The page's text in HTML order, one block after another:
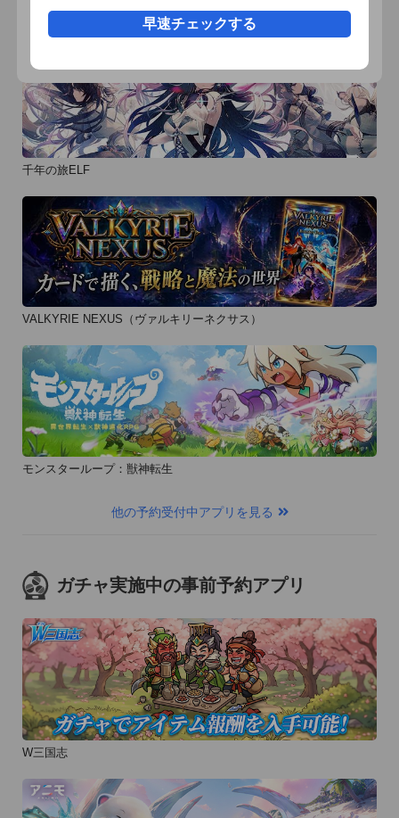
おすすめ事前予約アプリ
千年の旅ELF
VALKYRIE NEXUS（ヴァルキリーネクサス）
モンスターループ：獣神転生
他の予約受付中アプリを見る
ガチャ実施中の事前予約アプリ
W三国志
早速チェックする